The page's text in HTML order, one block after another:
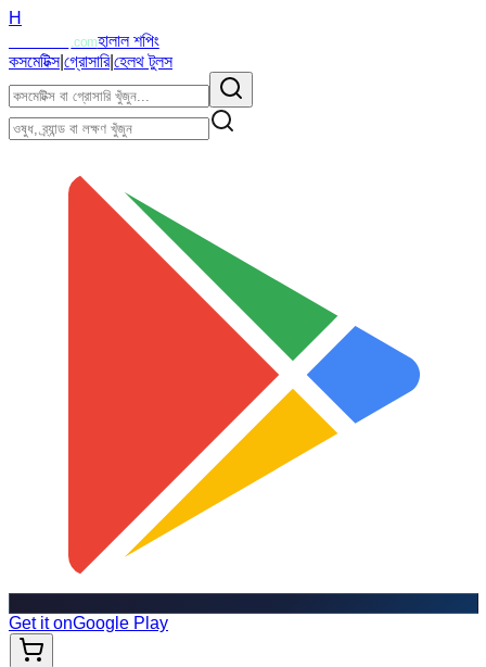
H
.comহালাল শপিং
কসমেটিক্স|গ্রোসারি|হেলথ টুলস
Get it onGoogle Play